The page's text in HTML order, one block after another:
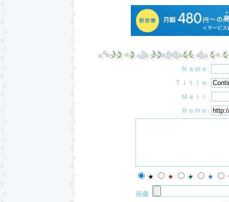
Ｎａｍｅ :
Ｔｉｔｌｅ :
Ｍａｉｌ :
Ｈｏｍｅ:
★ ★ ★ ★
画像: